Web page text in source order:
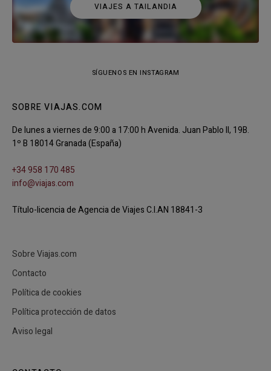
VIAJES A TAILANDIA
SÍGUENOS EN INSTAGRAM
SOBRE VIAJAS.COM
De lunes a viernes de 9:00 a 17:00 h Avenida. Juan Pablo II, 19B.
1º B 18014 Granada (España)
+34 958 170 485
info@viajas.com
Título-licencia de Agencia de Viajes C.I.AN 18841-3
Sobre Viajas.com
Contacto
Política de cookies
Política protección de datos
Aviso legal